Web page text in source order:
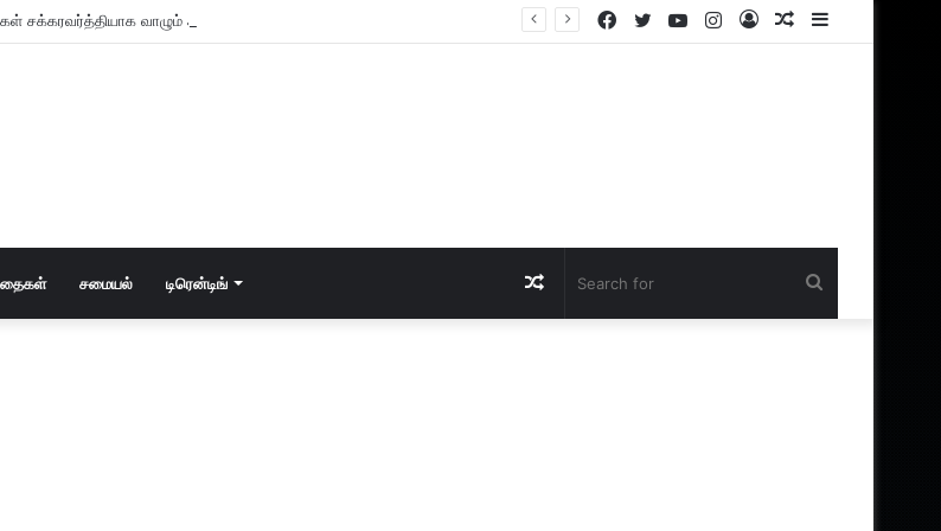
வாழும் அதிர்ஷ்டம் உள்ளவர்களாம் – உங்களுக்கு இருக்கா? Sidebar
Random
Log
Instagram
YouTube
Twitter
Facebook
சமையல் டிரென்டிங் Random